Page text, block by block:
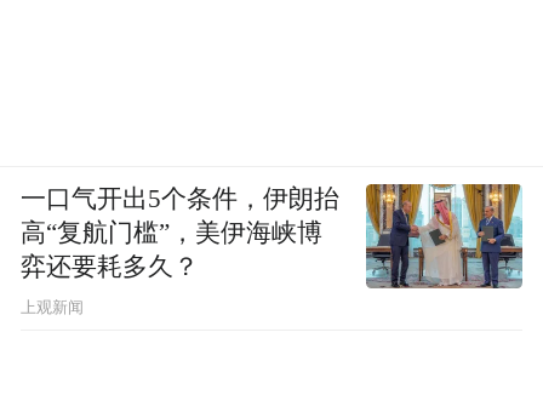
一口气开出5个条件，伊朗抬
高“复航门槛”，美伊海峡博
弈还要耗多久？
上观新闻